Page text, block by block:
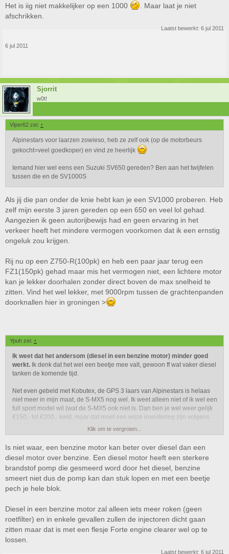
Het is iig niet makkelijker op een 1000
. Maar laat je niet
afschrikken.
Laatst bewerkt: 6 jul 2011
6 jul 2011
Sjorrit
w0t!
Viper62 zei: ↑
Alpinestars voor laarzen zowieso, heb ze zelf ook (op de motorbeurs
gekocht=veel goedkoper) en vind ze heerlijk
Iemand hier wel eens een Suzuki SV650 gereden? Ben aan het twijfelen
tussen die en de SV1000S
Als jij die pan onder de knie hebt kan je een SV1000 proberen. Heb
zelf mijn eerste 3 jaren gereden op een 650 en veel lol gehad.
Aangezien ik geen autorijbewijs had en geen ervaring in het
verkeer heeft het mindere vermogen voorkomen dat ik een ernstig
ongeluk zou krijgen.
Rij nu op een Z750-R(100pk) en heb een paar jaar terug een
FZ1(150pk) gehad maar mis het vermogen niet, een lichtere motor
kan je lekker doorhalen zonder direct boven de max snelheid te
zitten. Vind het wel lekker, met 9000rpm tussen de grachtenpanden
doorknallen hier in groningen >
Ypuh zei: ↑
Ik weet dat het andersom (diesel in een benzine motor) minder goed
werkt. Ik denk dat het wel een beetje mee valt, gewoon ff wat vaker diesel
tanken de komende tijd.
Net even gebeld met Kobutex, de GPS 3 laars van Alpinestars is helaas
niet meer in mijn maat, de S-MX5 nog wel. Ik weet alleen niet of ik wel een
full sport model wil (wat de S-MX5 ook niet is. Dan ben je wel weer gelijk
€150,- tot €200,- kwijt, maar dat moet een wijze investering zijn volgens
Klik om te vergroten...
Is niet waar, een benzine motor kan beter over diesel dan een
diesel motor over benzine. Een diesel motor heeft een sterkere
brandstof pomp die gesmeerd word door het diesel, benzine
smeert niet dus de pomp kan dan stuk lopen en met een beetje
pech je hele blok.
Diesel in een benzine motor zal alleen iets meer roken (geen
roetfilter) en in enkele gevallen zullen de injectoren dicht gaan
zitten maar dat is met een flesje Forte engine clearer wel op te
lossen.
Laatst bewerkt: 6 jul 2011